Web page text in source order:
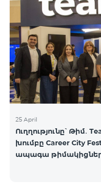
25 April
Ուղղությունը՝ Թիմ․
խումբը Career City
ապագա